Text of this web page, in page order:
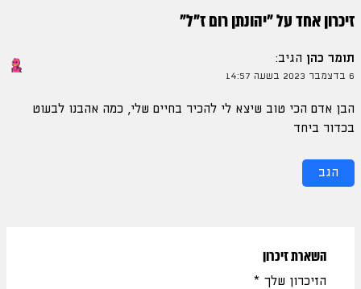
זיכרון אחד על "יהונתן רום ז"ל"
תומר כהן הגיב:
6 בדצמבר 2023 בשעה 14:57
הבן אדם הכי טוב שיצא לי להכיר בחיים שלי, כמה אהבנו לבעוט
בכדור ביחד
הגב
השארת זיכרון
הזיכרון שלך *